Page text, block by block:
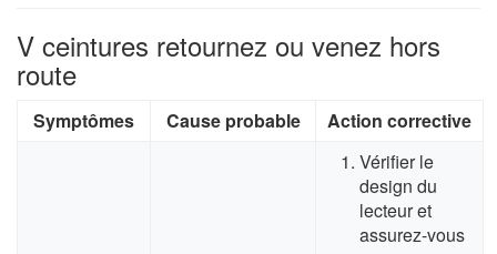
V ceintures retournez ou venez hors
route
Symptômes Cause probable Action corrective
Vérifier le
design du
lecteur et
assurez-vous